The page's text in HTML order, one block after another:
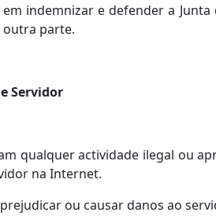
indemnizar e defender a
parte.
Servidor
qualquer actividade ilegal ou
na Internet.
ou causar danos ao